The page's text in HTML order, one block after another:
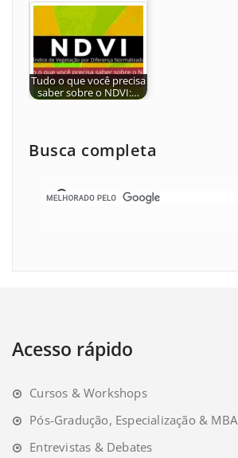
Tudo o que você precisa
saber sobre o NDVI:…
Busca completa
Acesso rápido
Cursos & Workshops
Pós-Gradução, Especialização & MBA
Entrevistas & Debates